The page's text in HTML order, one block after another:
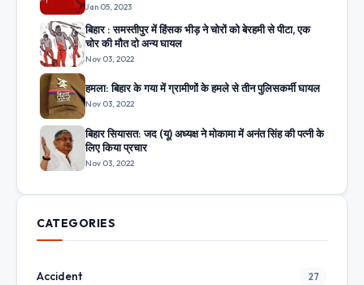
Jan 05, 2023
बिहार : समस्तीपुर में हिंसक भीड़ ने चोरों को बेरहमी से पीटा, एक
चोर की मौत दो अन्य घायल
Nov 03, 2022
हमला: बिहार के गया में ग्रामीणों के हमले से तीन पुलिसकर्मी घायल
Nov 03, 2022
बिहार सियासत: जद (यू) अध्यक्ष ने मोकामा में अनंत सिंह की पत्नी के
लिए किया प्रचार
Nov 03, 2022
CATEGORIES
Accident 27